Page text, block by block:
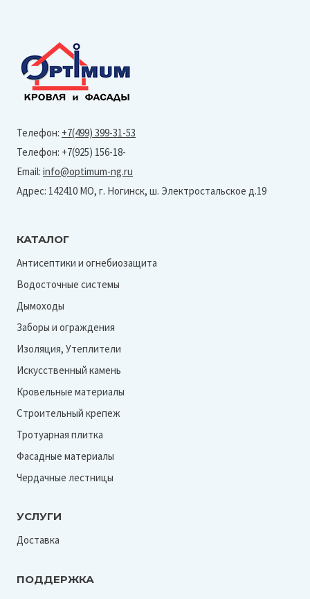
Телефон: +7(499) 399-31-53
Телефон: +7(925) 156-18-
Email: info@optimum-ng.ru
Адрес: 142410 МО, г. Ногинск, ш. Электростальское д.19
КАТАЛОГ
Антисептики и огнебиозащита
Водосточные системы
Дымоходы
Заборы и ограждения
Изоляция, Утеплители
Искусственный камень
Кровельные материалы
Строительный крепеж
Тротуарная плитка
Фасадные материалы
Чердачные лестницы
УСЛУГИ
Доставка
ПОДДЕРЖКА